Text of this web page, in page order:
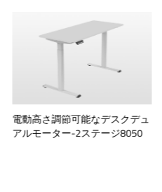
電動高さ調節可能なデスクデュ
アルモーター-2ステージ8050